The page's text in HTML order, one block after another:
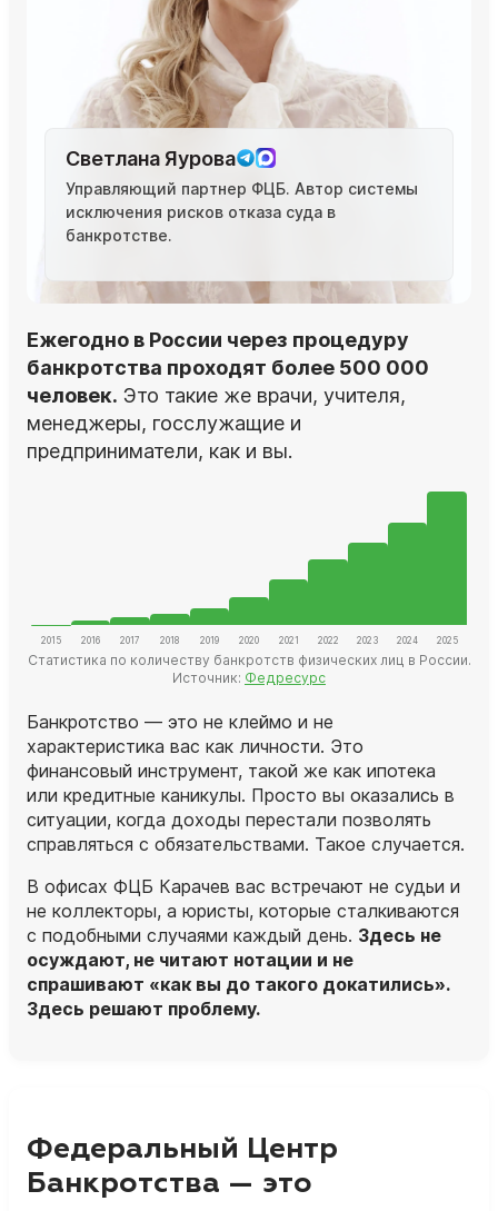
Светлана Яурова
Управляющий партнер ФЦБ. Автор системы
исключения рисков отказа суда в
банкротстве.
Ежегодно в России через процедуру
банкротства проходят более 500 000
человек. Это такие же врачи, учителя,
менеджеры, госслужащие и
предприниматели, как и вы.
Статистика по количеству банкротств физических лиц в России.
Источник: Федресурс
Банкротство — это не клеймо и не
характеристика вас как личности. Это
финансовый инструмент, такой же как ипотека
или кредитные каникулы. Просто вы оказались в
ситуации, когда доходы перестали позволять
справляться с обязательствами. Такое случается.
В офисах ФЦБ Карачев вас встречают не судьи и
не коллекторы, а юристы, которые сталкиваются
с подобными случаями каждый день. Здесь не
осуждают, не читают нотации и не
спрашивают «как вы до такого докатились».
Здесь решают проблему.
Федеральный Центр
Банкротства — это